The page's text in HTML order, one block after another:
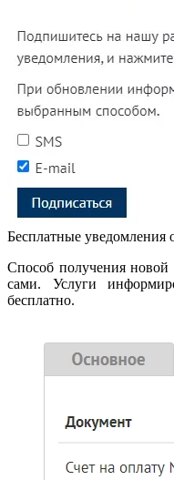
Бесплатные уведомления
Способ получения
сами. Услуги
бесплатно.